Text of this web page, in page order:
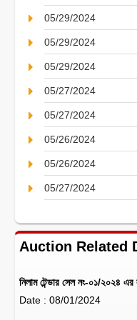
05/29/2024
05/29/2024
05/29/2024
05/27/2024
05/27/2024
05/26/2024
05/26/2024
05/27/2024
Auction Related
নিলাম টেন্ডার সেল নং-০১/২০২৪ এর
Date : 08/01/2024